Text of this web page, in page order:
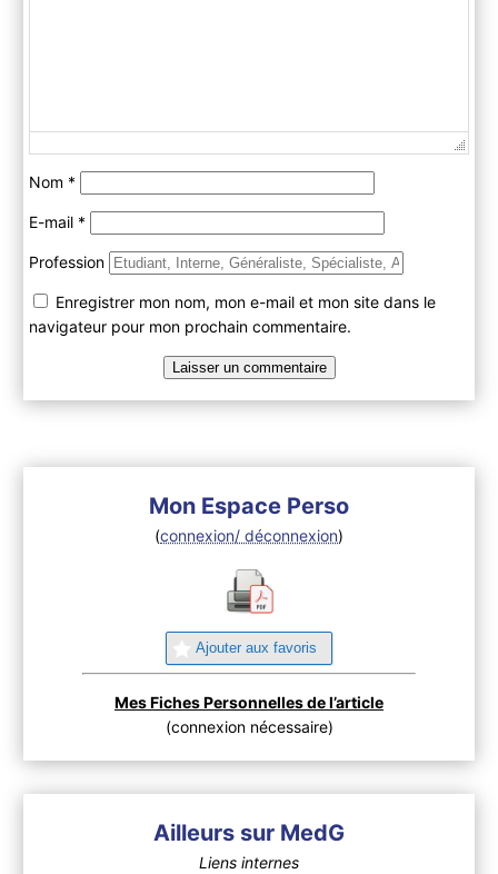
Nom *
E-mail *
Profession
Enregistrer mon nom, mon e-mail et mon site dans le
navigateur pour mon prochain commentaire.
Mon Espace Perso
(connexion/ déconnexion)
Ajouter aux favoris
Mes Fiches Personnelles de l’article
(connexion nécessaire)
Ailleurs sur MedG
Liens internes